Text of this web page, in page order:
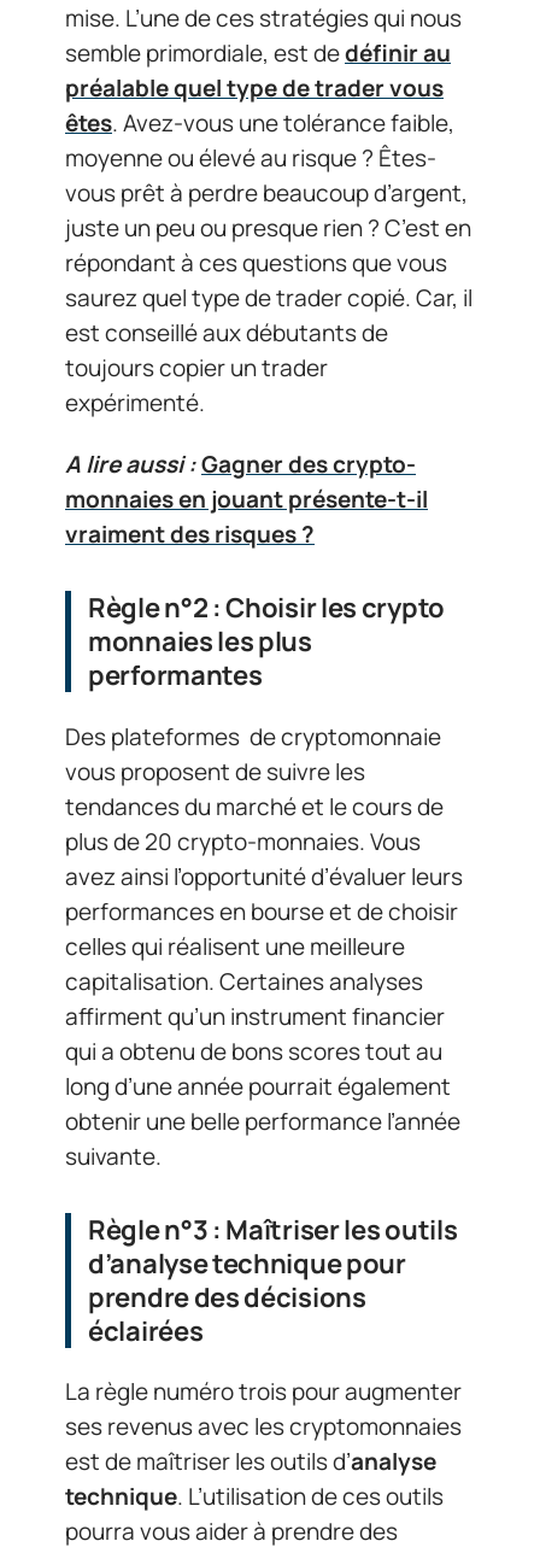
mise. L’une de ces stratégies qui nous
semble primordiale, est dedéfinir au
préalable quel type de trader vous
êtes. Avez-vous une tolérance faible,
moyenne ou élevé au risque ? Êtes-
vous prêt à perdre beaucoup d’argent,
juste un peu ou presque rien ? C’est en
répondant à ces questions que vous
saurez quel type de trader copié. Car, il
est conseillé aux débutants de
toujours copier un trader
expérimenté.
A lire aussi :Gagner des crypto-
monnaies en jouant présente-t-il
vraiment des risques ?
Règle n°2 : Choisir les crypto
monnaies les plus
performantes
Des plateformes de cryptomonnaie
vous proposent de suivre les
tendances du marché et le cours de
plus de 20 crypto-monnaies. Vous
avez ainsi l’opportunité d’évaluer leurs
performances en bourse et de choisir
celles qui réalisent une meilleure
capitalisation. Certaines analyses
affirment qu’un instrument financier
qui a obtenu de bons scores tout au
long d’une année pourrait également
obtenir une belle performance l’année
suivante.
Règle n°3 : Maîtriser les outils
d’analyse technique pour
prendre des décisions
éclairées
La règle numéro trois pour augmenter
ses revenus avec les cryptomonnaies
est de maîtriser les outils d’analyse
technique. L’utilisation de ces outils
pourra vous aider à prendre des